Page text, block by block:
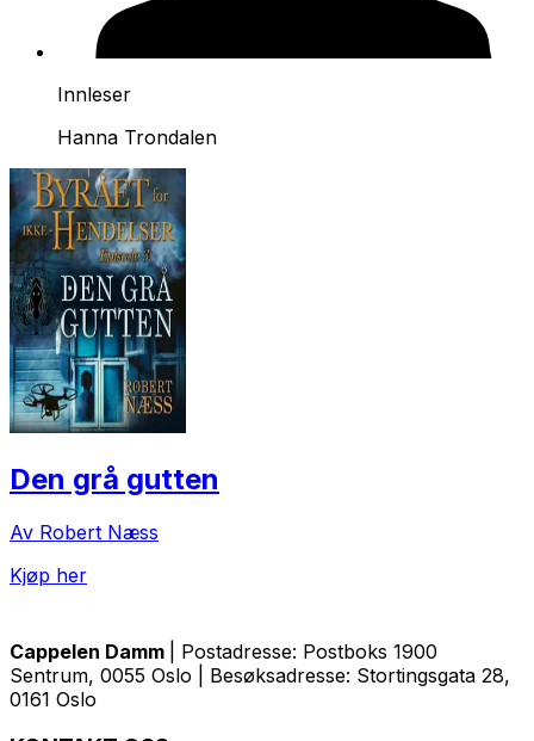
Innleser
Hanna Trondalen
Den grå gutten
Av Robert Næss
Kjøp her
Cappelen Damm
| Postadresse: Postboks 1900
Sentrum, 0055 Oslo | Besøksadresse: Stortingsgata 28,
0161 Oslo